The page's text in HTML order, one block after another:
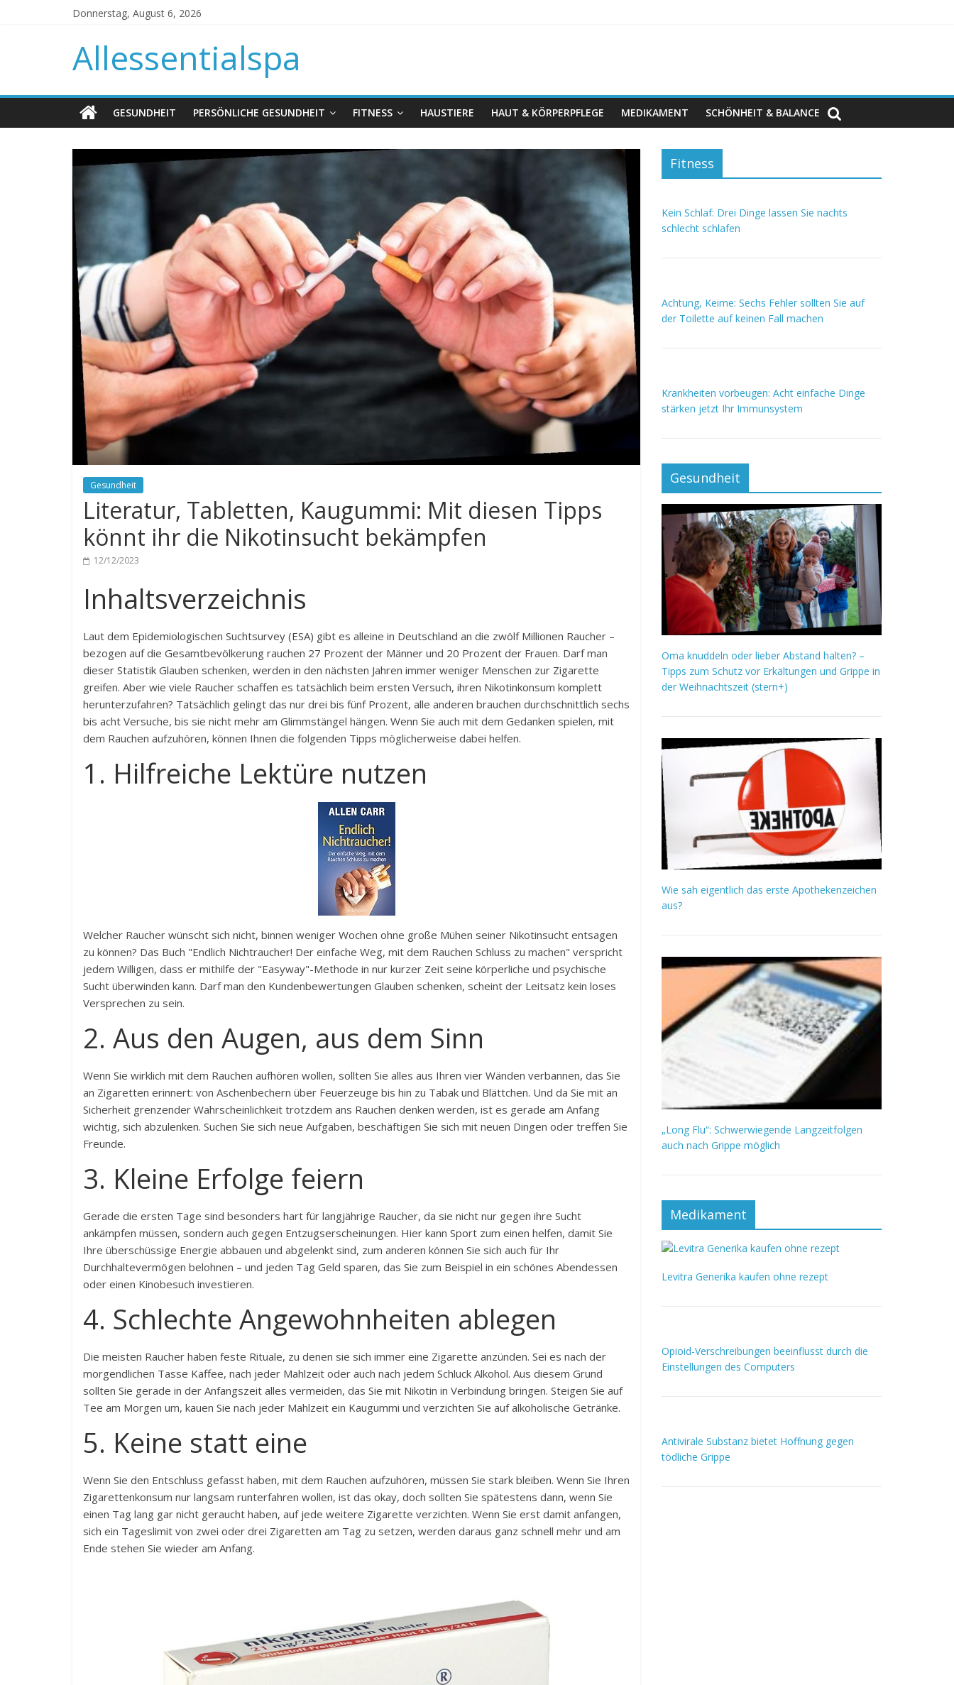
Donnerstag, August 6, 2026
Allessentialspa
GESUNDHEIT PERSÖNLICHE GESUNDHEIT FITNESS HAUSTIERE HAUT & KÖRPERPFLEGE MEDIKAMENT SCHÖNHEIT & BALANCE
Gesundheit
Literatur, Tabletten, Kaugummi: Mit diesen Tipps
könnt ihr die Nikotinsucht bekämpfen
12/12/2023
Inhaltsverzeichnis
Laut dem Epidemiologischen Suchtsurvey (ESA) gibt es alleine in Deutschland an die zwölf Millionen Raucher –
bezogen auf die Gesamtbevölkerung rauchen 27 Prozent der Männer und 20 Prozent der Frauen. Darf man
dieser Statistik Glauben schenken, werden in den nächsten Jahren immer weniger Menschen zur Zigarette
greifen. Aber wie viele Raucher schaffen es tatsächlich beim ersten Versuch, ihren Nikotinkonsum komplett
herunterzufahren? Tatsächlich gelingt das nur drei bis fünf Prozent, alle anderen brauchen durchschnittlich sechs
bis acht Versuche, bis sie nicht mehr am Glimmstängel hängen. Wenn Sie auch mit dem Gedanken spielen, mit
dem Rauchen aufzuhören, können Ihnen die folgenden Tipps möglicherweise dabei helfen.
1. Hilfreiche Lektüre nutzen
Welcher Raucher wünscht sich nicht, binnen weniger Wochen ohne große Mühen seiner Nikotinsucht entsagen
zu können? Das Buch "Endlich Nichtraucher! Der einfache Weg, mit dem Rauchen Schluss zu machen" verspricht
jedem Willigen, dass er mithilfe der "Easyway"-Methode in nur kurzer Zeit seine körperliche und psychische
Sucht überwinden kann. Darf man den Kundenbewertungen Glauben schenken, scheint der Leitsatz kein loses
Versprechen zu sein.
2. Aus den Augen, aus dem Sinn
Wenn Sie wirklich mit dem Rauchen aufhören wollen, sollten Sie alles aus Ihren vier Wänden verbannen, das Sie
an Zigaretten erinnert: von Aschenbechern über Feuerzeuge bis hin zu Tabak und Blättchen. Und da Sie mit an
Sicherheit grenzender Wahrscheinlichkeit trotzdem ans Rauchen denken werden, ist es gerade am Anfang
wichtig, sich abzulenken. Suchen Sie sich neue Aufgaben, beschäftigen Sie sich mit neuen Dingen oder treffen Sie
Freunde.
3. Kleine Erfolge feiern
Gerade die ersten Tage sind besonders hart für langjährige Raucher, da sie nicht nur gegen ihre Sucht
ankämpfen müssen, sondern auch gegen Entzugserscheinungen. Hier kann Sport zum einen helfen, damit Sie
Ihre überschüssige Energie abbauen und abgelenkt sind, zum anderen können Sie sich auch für Ihr
Durchhaltevermögen belohnen – und jeden Tag Geld sparen, das Sie zum Beispiel in ein schönes Abendessen
oder einen Kinobesuch investieren.
4. Schlechte Angewohnheiten ablegen
Die meisten Raucher haben feste Rituale, zu denen sie sich immer eine Zigarette anzünden. Sei es nach der
morgendlichen Tasse Kaffee, nach jeder Mahlzeit oder auch nach jedem Schluck Alkohol. Aus diesem Grund
sollten Sie gerade in der Anfangszeit alles vermeiden, das Sie mit Nikotin in Verbindung bringen. Steigen Sie auf
Tee am Morgen um, kauen Sie nach jeder Mahlzeit ein Kaugummi und verzichten Sie auf alkoholische Getränke.
5. Keine statt eine
Wenn Sie den Entschluss gefasst haben, mit dem Rauchen aufzuhören, müssen Sie stark bleiben. Wenn Sie Ihren
Zigarettenkonsum nur langsam runterfahren wollen, ist das okay, doch sollten Sie spätestens dann, wenn Sie
einen Tag lang gar nicht geraucht haben, auf jede weitere Zigarette verzichten. Wenn Sie erst damit anfangen,
sich ein Tageslimit von zwei oder drei Zigaretten am Tag zu setzen, werden daraus ganz schnell mehr und am
Ende stehen Sie wieder am Anfang.
Fitness
Kein Schlaf: Drei Dinge lassen Sie nachts
schlecht schlafen
Achtung, Keime: Sechs Fehler sollten Sie auf
der Toilette auf keinen Fall machen
Krankheiten vorbeugen: Acht einfache Dinge
stärken jetzt Ihr Immunsystem
Gesundheit
Oma knuddeln oder lieber Abstand halten? –
Tipps zum Schutz vor Erkältungen und Grippe in
der Weihnachtszeit (stern+)
Wie sah eigentlich das erste Apothekenzeichen
aus?
„Long Flu“: Schwerwiegende Langzeitfolgen
auch nach Grippe möglich
Medikament
Levitra Generika kaufen ohne rezept
Opioid-Verschreibungen beeinflusst durch die
Einstellungen des Computers
Antivirale Substanz bietet Hoffnung gegen
tödliche Grippe